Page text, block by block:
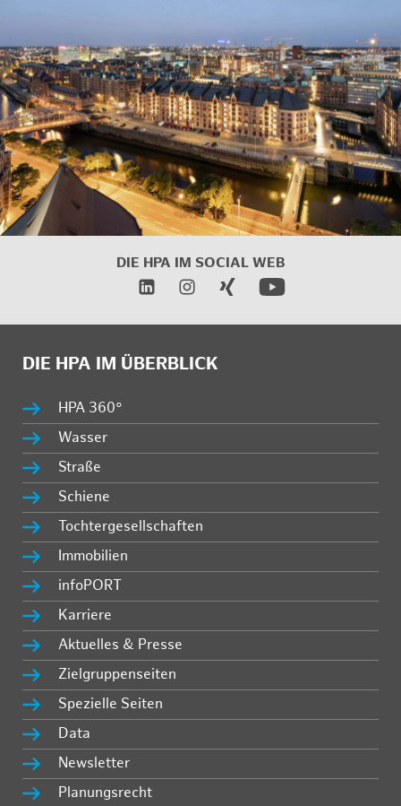
DIE HPA IM SOCIAL WEB
DIE HPA IM ÜBERBLICK
HPA 360°
Wasser
Straße
Schiene
Tochtergesellschaften
Immobilien
infoPORT
Karriere
Aktuelles & Presse
Zielgruppenseiten
Spezielle Seiten
Data
Newsletter
Planungsrecht